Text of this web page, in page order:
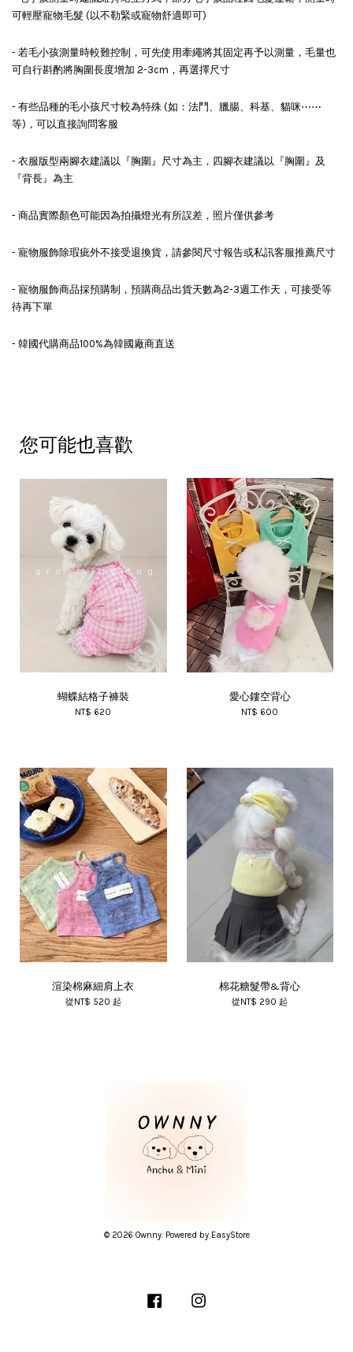
可輕壓寵物毛髮 (以不勒緊或寵物舒適即可)
- 若毛小孩測量時較難控制，可先使用牽繩將其固定再予以測量，毛量也
可自行斟酌將胸圍長度增加 2-3cm，再選擇尺寸
- 有些品種的毛小孩尺寸較為特殊 (如：法鬥、臘腸、科基、貓咪⋯⋯
等)，可以直接詢問客服
- 衣服版型兩腳衣建議以『胸圍』尺寸為主，四腳衣建議以『胸圍』及
『背長』為主
- 商品實際顏色可能因為拍攝燈光有所誤差，照片僅供參考
- 寵物服飾除瑕疵外不接受退換貨，請參閱尺寸報告或私訊客服推薦尺寸
- 寵物服飾商品採預購制，預購商品出貨天數為2-3週工作天，可接受等
待再下單
- 韓國代購商品100%為韓國廠商直送
您可能也喜歡
蝴蝶結格子褲裝
NT$ 620
愛心鏤空背心
NT$ 600
渲染棉麻細肩上衣
從NT$ 520 起
棉花糖髮帶&背心
從NT$ 290起
© 2026 Ownny. Powered by EasyStore
Facebook